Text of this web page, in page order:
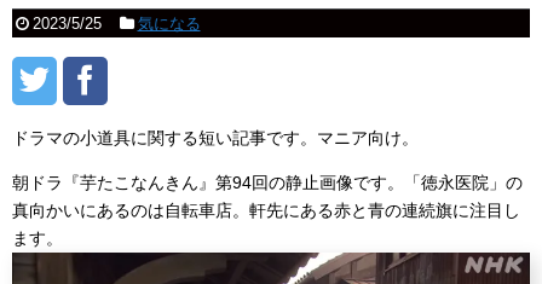
2023/5/25 気になる
ドラマの小道具に関する短い記事です。マニア向け。
朝ドラ『芋たこなんきん』第94回の静止画像です。「徳永医院」の
真向かいにあるのは自転車店。軒先にある赤と青の連続旗に注目し
ます。